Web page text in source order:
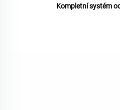
Kompletní systém